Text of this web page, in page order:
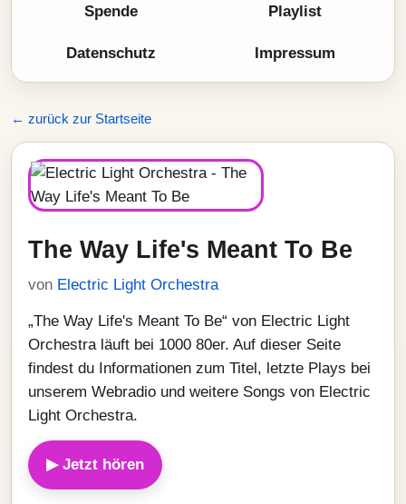
Spende Playlist
Datenschutz Impressum
← zurück zur Startseite
The Way Life's Meant To Be
von Electric Light Orchestra
„The Way Life's Meant To Be“ von Electric Light
Orchestra läuft bei 1000 80er. Auf dieser Seite
findest du Informationen zum Titel, letzte Plays bei
unserem Webradio und weitere Songs von Electric
Light Orchestra.
▶ Jetzt hören